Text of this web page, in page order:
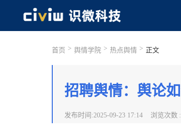
首页 > 舆情学院 > 热点舆情 > 正文
招聘舆情：舆论
发布时间 :2025-09-23 17:14 浏览次数 :